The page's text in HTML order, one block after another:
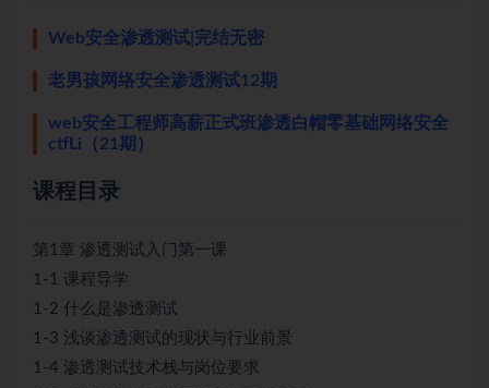
Web安全渗透测试|完结无密
老男孩网络安全渗透测试12期
web安全工程师高薪正式班渗透白帽零基础网络安全
ctfLi（21期）
课程目录
第1章 渗透测试入门第一课
1-1 课程导学
1-2 什么是渗透测试
1-3 浅谈渗透测试的现状与行业前景
1-4 渗透测试技术栈与岗位要求